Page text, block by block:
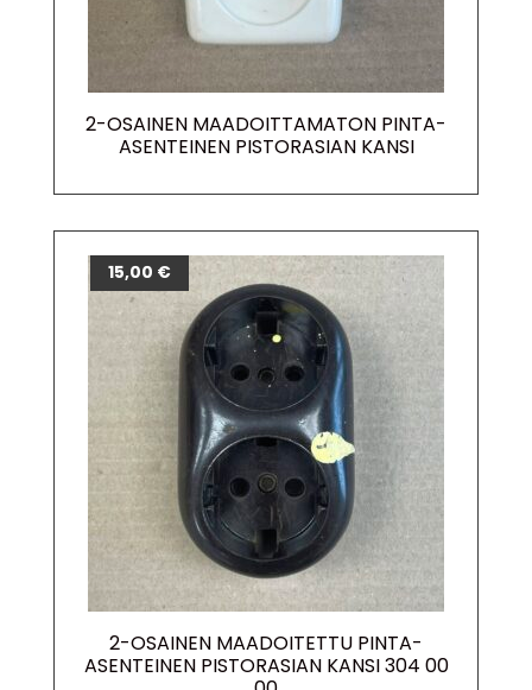
2-OSAINEN MAADOITTAMATON PINTA-
ASENTEINEN PISTORASIAN KANSI
2-OSAINEN MAADOITETTU PINTA-
ASENTEINEN PISTORASIAN KANSI 304 00
15,00 €